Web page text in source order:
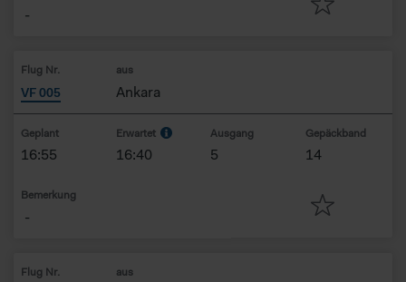
-
Flug Nr.
VF 005
aus
Ankara
Geplant
16:55
Erwartet
16:40
Ausgang
5
Gepäckband
14
Bemerkung
-
Flug Nr. aus